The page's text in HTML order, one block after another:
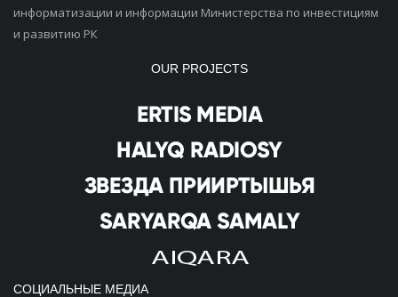
информатизации и информации Министерства по инвестициям
и развитию РК
OUR PROJECTS
СОЦИАЛЬНЫЕ МЕДИА